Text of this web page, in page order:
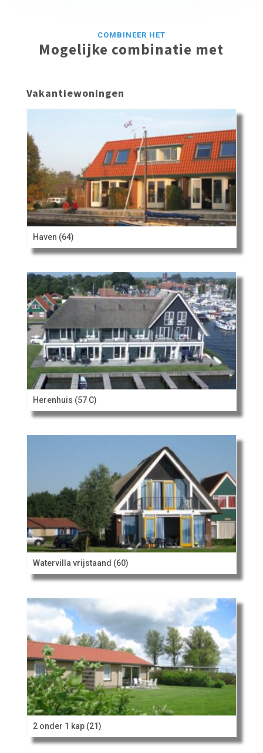
COMBINEER HET
Mogelijke combinatie met
Vakantiewoningen
Haven (64)
Herenhuis (57 C)
Watervilla vrijstaand (60)
2 onder 1 kap (21)